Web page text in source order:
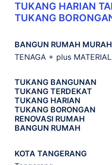
TUKANG HARIAN
TUKANG
BANGUN RUMAH MURAH
TENAGA + plus MATERIAL
TUKANG BANGUNAN
TUKANG TERDEKAT
TUKANG HARIAN
TUKANG BORONGAN
RENOVASI RUMAH
BANGUN RUMAH
KOTA TANGERANG